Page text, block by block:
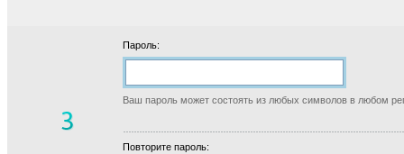
Пароль:
Ваш пароль может состоять из любых символов в любом
Повторите пароль: